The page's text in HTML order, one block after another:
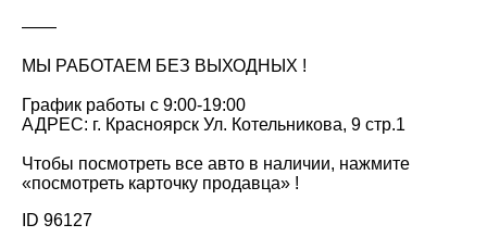
——
МЫ РАБОТАЕМ БЕЗ ВЫХОДНЫХ !
График работы с 9:00-19:00
АДРЕС: г. Красноярск Ул. Котельникова, 9 стр.1
Чтобы посмотреть все авто в наличии, нажмите
«посмотреть карточку продавца» !
ID 96127